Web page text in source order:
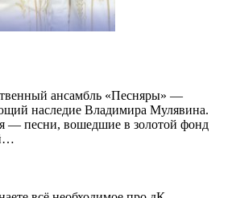
ансамбль «Песняры» —
наследие Владимира Мулявина.
— песни, вошедшие в золотой фонд